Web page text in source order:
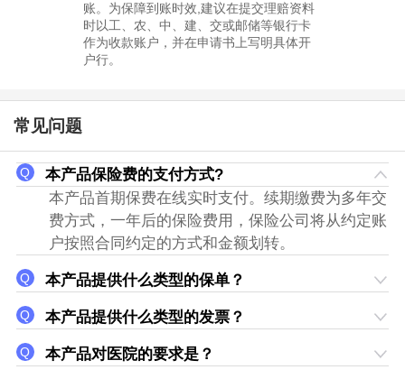
账。为保障到账时效,建议在提交理赔资料
时以工、农、中、建、交或邮储等银行卡
作为收款账户，并在申请书上写明具体开
户行。
常见问题
本产品保险费的支付方式?
本产品首期保费在线实时支付。续期缴费为多年交
费方式，一年后的保险费用，保险公司将从约定账
户按照合同约定的方式和金额划转。
本产品提供什么类型的保单？
本产品提供什么类型的发票？
本产品对医院的要求是？